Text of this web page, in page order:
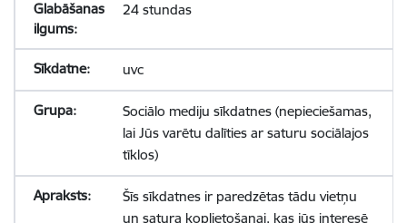
24 stundas
uvc
Sociālo mediju sīkdatnes (nepieciešamas,
lai Jūs varētu dalīties ar saturu sociālajos
tīklos)
Šīs sīkdatnes ir paredzētas tādu vietņu
un satura koplietošanai, kas jūs interesē